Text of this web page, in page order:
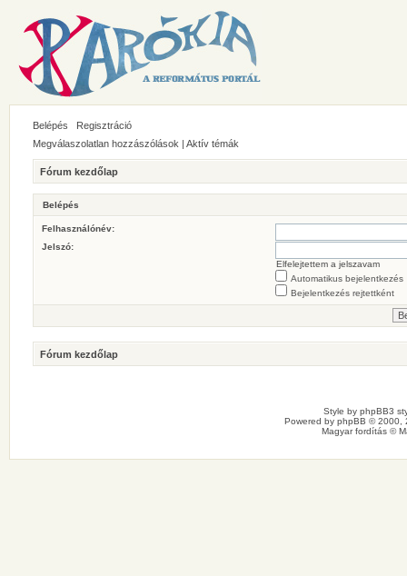
Belépés
Regisztráció
Megválaszolatlan hozzászólások | Aktív témák
Fórum kezdőlap
Belépés
Felhasználónév:
Jelszó:
Elfelejtettem a jelszavam
Automatikus bejelentkezés
Bejelentkezés rejtettként
Fórum kezdőlap
Style by phpBB3
Powered by phpBB © 2000,
Magyar fordítás ©